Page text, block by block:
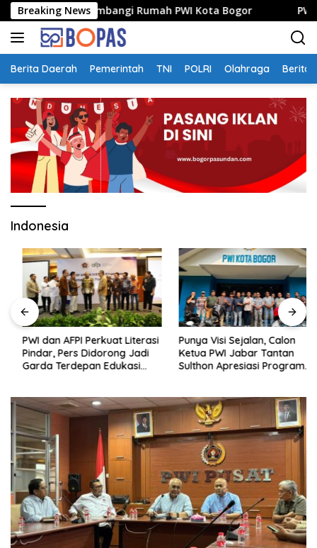
Langsung
ke
konten
Breaking News
Media Sambangi Rumah PWI Kota Bogor PWI dan
Berita Daerah Pemerintah TNI POLRI Olahraga Berita
Indonesia
PWI dan AFPI Perkuat Literasi
Pindar, Pers Didorong Jadi
Garda Terdepan Edukasi
Punya Visi Sejalan, Calon
Ketua PWI Jabar Tantan
Sulthon Apresiasi Program